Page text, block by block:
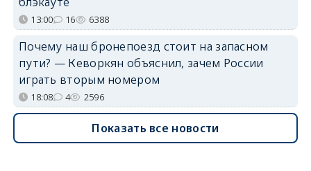
13:00 16 6388
Почему наш бронепоезд стоит на запасном
пути? — Кеворкян объяснил, зачем России
играть вторым номером
18:08 4 2596
Показать все новости